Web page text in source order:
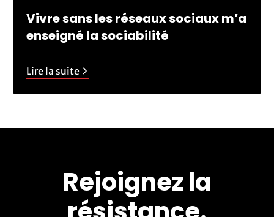
Vivre sans les réseaux sociaux m’a
enseigné la sociabilité
Lire la suite
Rejoignez la